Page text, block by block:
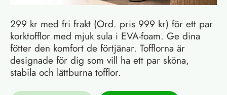
299 kr med fri frakt (Ord. pris 999 kr) för ett par
korktofflor med mjuk sula i EVA-foam. Ge dina
fötter den komfort de förtjänar. Tofflorna är
designade för dig som vill ha ett par sköna,
stabila och lättburna tofflor.